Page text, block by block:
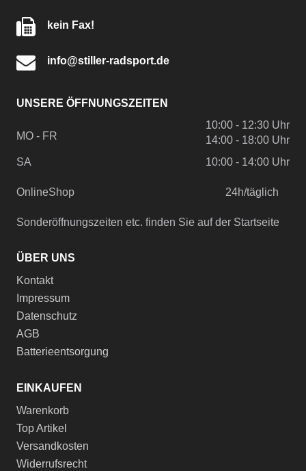
kein Fax!
info@stiller-radsport.de
UNSERE ÖFFNUNGSZEITEN
MO - FR
10:00 - 12:30 Uhr
14:00 - 18:00 Uhr
SA
10:00 - 14:00 Uhr
OnlineShop 24h/täglich
Sonderöffnungszeiten etc. finden Sie auf der Startseite
ÜBER UNS
Kontakt
Impressum
Datenschutz
AGB
Batterieentsorgung
EINKAUFEN
Warenkorb
Top Artikel
Versandkosten
Widerrufsrecht